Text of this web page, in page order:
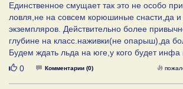
Единственное смущает так это не особо
ловля,не на совсем корюшиные снасти,да
экземпляров. Действительно более
глубине на класс.наживки(не опарыш),да
Будем ждать льда на юге,у кого будет инфа
Нравится
0 Комментарии (0)